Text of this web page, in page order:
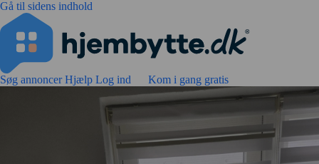
Gå til sidens indhold
Søg annoncerHjælp Log ind Kom i gang gratis